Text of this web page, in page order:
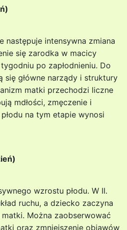
następuje intensywna zmiana
się zarodka w macicy
po zapłodnieniu. Do
się główne narządy i struktury
matki przechodzi liczne
mdłości, zmęczenie i
na tym etapie wynosi
wzrostu płodu. W II.
ruchu, a dziecko zaczyna
Można zaobserwować
oraz zmniejszenie objawów